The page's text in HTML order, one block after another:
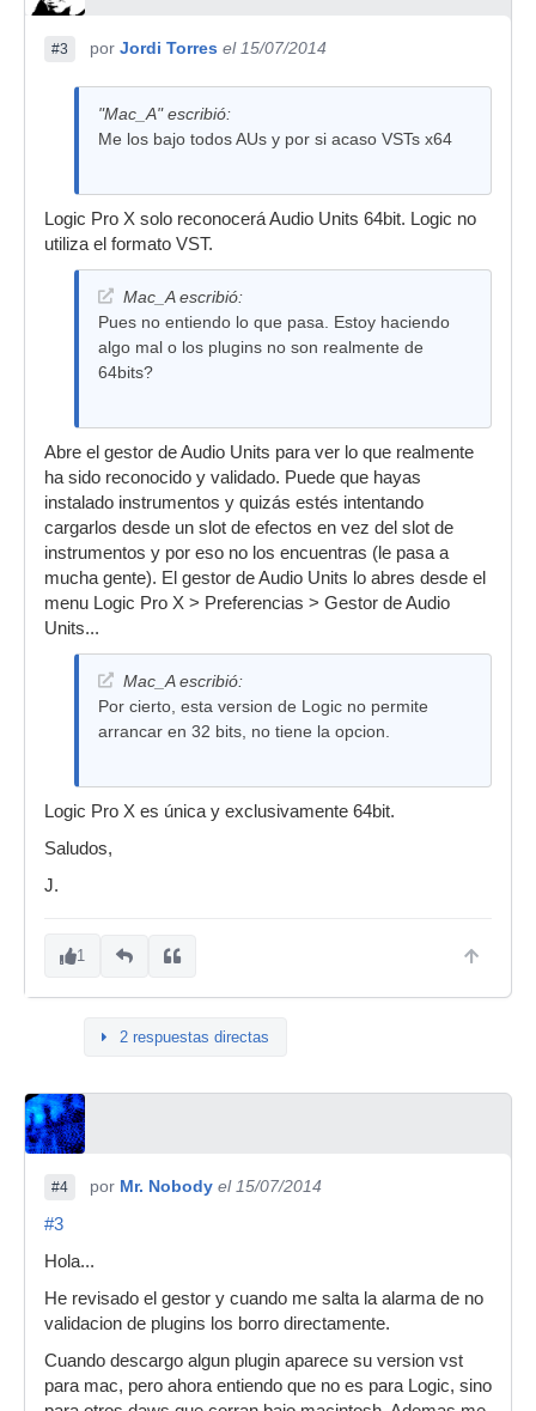
#3 por Jordi Torres el 15/07/2014
"Mac_A" escribió:
Me los bajo todos AUs y por si acaso VSTs x64
Logic Pro X solo reconocerá Audio Units 64bit. Logic no
utiliza el formato VST.
Mac_A escribió:
Pues no entiendo lo que pasa. Estoy haciendo
algo mal o los plugins no son realmente de
64bits?
Abre el gestor de Audio Units para ver lo que realmente
ha sido reconocido y validado. Puede que hayas
instalado instrumentos y quizás estés intentando
cargarlos desde un slot de efectos en vez del slot de
instrumentos y por eso no los encuentras (le pasa a
mucha gente). El gestor de Audio Units lo abres desde el
menu Logic Pro X > Preferencias > Gestor de Audio
Units...
Mac_A escribió:
Por cierto, esta version de Logic no permite
arrancar en 32 bits, no tiene la opcion.
Logic Pro X es única y exclusivamente 64bit.
Saludos,
J.
1
2 respuestas directas
#4 por Mr. Nobody el 15/07/2014
#3
Hola...
He revisado el gestor y cuando me salta la alarma de no
validacion de plugins los borro directamente.
Cuando descargo algun plugin aparece su version vst
para mac, pero ahora entiendo que no es para Logic, sino